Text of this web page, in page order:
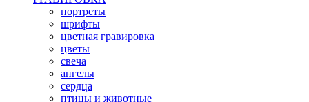
портреты
шрифты
цветная гравировка
цветы
свеча
ангелы
сердца
птицы и животные